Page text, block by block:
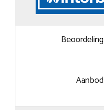
Beoordeling
Aanbod